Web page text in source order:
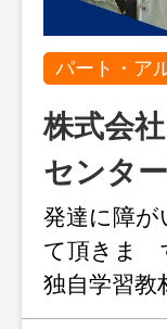
パート・ア
株式会
センタ
発達に障
て頂きま
独自学習
保護者の